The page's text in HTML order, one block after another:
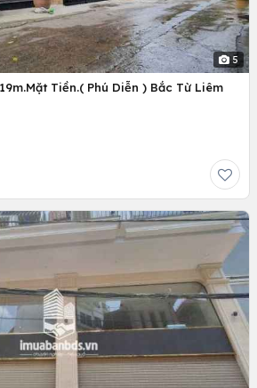
5
Tiền.( Phú Diễn ) Bắc Từ Liêm